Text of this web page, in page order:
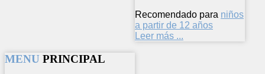
Recomendado para niños
a partir de 12 años
Leer más ...
MENU PRINCIPAL